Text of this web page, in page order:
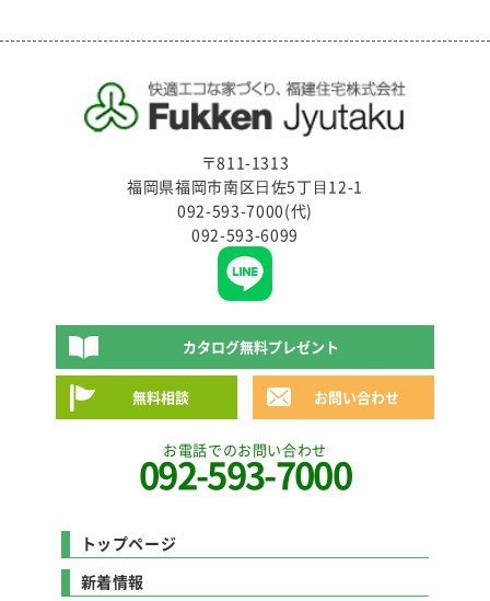
〒811-1313
福岡県福岡市南区⽇佐5丁⽬12-1
092-593-7000(代)
092-593-6099
カタログ無料プレゼント
無料相談 お問い合わせ
お電話でのお問い合わせ
092-593-7000
トップページ
新着情報